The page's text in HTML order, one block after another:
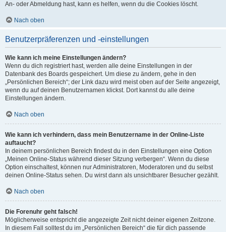
An- oder Abmeldung hast, kann es helfen, wenn du die Cookies löscht.
Nach oben
Benutzerpräferenzen und -einstellungen
Wie kann ich meine Einstellungen ändern?
Wenn du dich registriert hast, werden alle deine Einstellungen in der
Datenbank des Boards gespeichert. Um diese zu ändern, gehe in den
„Persönlichen Bereich“; der Link dazu wird meist oben auf der Seite angezeigt,
wenn du auf deinen Benutzernamen klickst. Dort kannst du alle deine
Einstellungen ändern.
Nach oben
Wie kann ich verhindern, dass mein Benutzername in der Online-Liste
auftaucht?
In deinem persönlichen Bereich findest du in den Einstellungen eine Option
„Meinen Online-Status während dieser Sitzung verbergen“. Wenn du diese
Option einschaltest, können nur Administratoren, Moderatoren und du selbst
deinen Online-Status sehen. Du wirst dann als unsichtbarer Besucher gezählt.
Nach oben
Die Forenuhr geht falsch!
Möglicherweise entspricht die angezeigte Zeit nicht deiner eigenen Zeitzone.
In diesem Fall solltest du im „Persönlichen Bereich“ die für dich passende